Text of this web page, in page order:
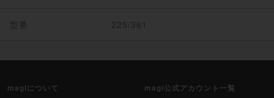
型番 225/361
magiについて magi公式アカウント一覧